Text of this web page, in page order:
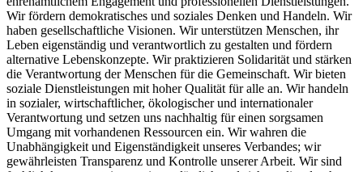
Wir fördern demokratisches und soziales Denken und Handeln. Wir
haben gesellschaftliche Visionen. Wir unterstützen Menschen, ihr
Leben eigenständig und verantwortlich zu gestalten und fördern
alternative Lebenskonzepte. Wir praktizieren Solidarität und stärken
die Verantwortung der Menschen für die Gemeinschaft. Wir bieten
soziale Dienstleistungen mit hoher Qualität für alle an. Wir handeln
in sozialer, wirtschaftlicher, ökologischer und internationaler
Verantwortung und setzen uns nachhaltig für einen sorgsamen
Umgang mit vorhandenen Ressourcen ein. Wir wahren die
Unabhängigkeit und Eigenständigkeit unseres Verbandes; wir
gewährleisten Transparenz und Kontrolle unserer Arbeit. Wir sind